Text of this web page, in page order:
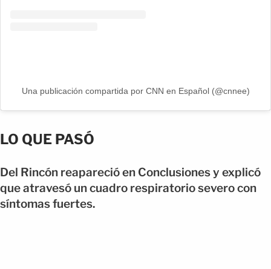
Una publicación compartida por CNN en Español (@cnnee)
LO QUE PASÓ
Del Rincón reapareció en Conclusiones y explicó
que atravesó un cuadro respiratorio severo con
síntomas fuertes.